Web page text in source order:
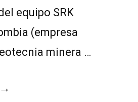
equipo SRK
(empresa
minera …